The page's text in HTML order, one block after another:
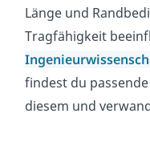
Länge und
Tragfähigkeit
findest du
diesem und